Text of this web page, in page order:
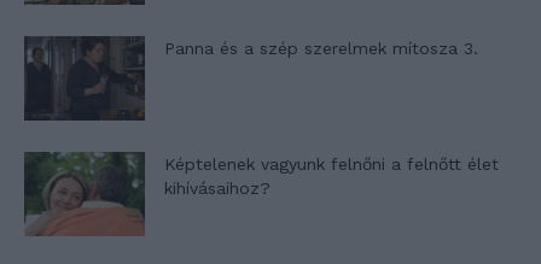
Panna és a szép szerelmek mítosza 3.
Képtelenek vagyunk felnőni a felnőtt élet
kihívásaihoz?